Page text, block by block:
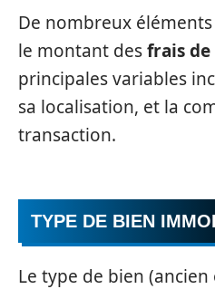
De nombreux
le montant desfrais
principales variables
sa localisation, et la
transaction.
TYPE DE BIEN
Le type de bien